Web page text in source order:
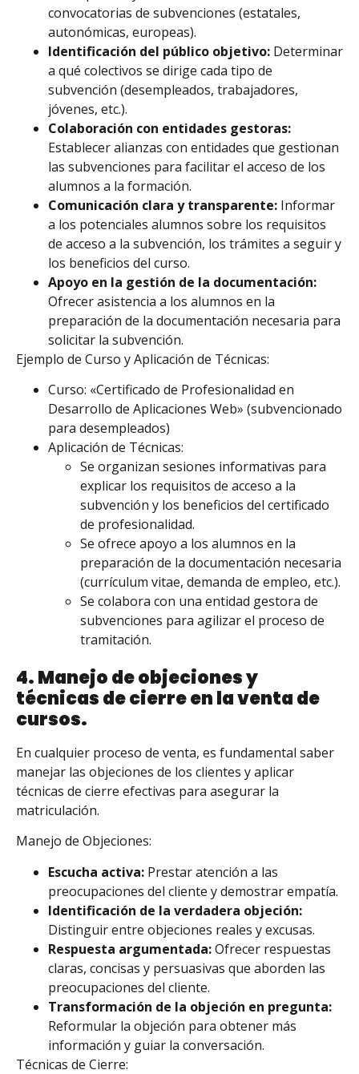
convocatorias de subvenciones (estatales,
autonómicas, europeas).
Identificación del público objetivo: Determinar
a qué colectivos se dirige cada tipo de
subvención (desempleados, trabajadores,
jóvenes, etc.).
Colaboración con entidades gestoras:
Establecer alianzas con entidades que gestionan
las subvenciones para facilitar el acceso de los
alumnos a la formación.
Comunicación clara y transparente: Informar
a los potenciales alumnos sobre los requisitos
de acceso a la subvención, los trámites a seguir y
los beneficios del curso.
Apoyo en la gestión de la documentación:
Ofrecer asistencia a los alumnos en la
preparación de la documentación necesaria para
solicitar la subvención.
Ejemplo de Curso y Aplicación de Técnicas:
Curso: «Certificado de Profesionalidad en
Desarrollo de Aplicaciones Web» (subvencionado
para desempleados)
Aplicación de Técnicas:
Se organizan sesiones informativas para
explicar los requisitos de acceso a la
subvención y los beneficios del certificado
de profesionalidad.
Se ofrece apoyo a los alumnos en la
preparación de la documentación necesaria
(currículum vitae, demanda de empleo, etc.).
Se colabora con una entidad gestora de
subvenciones para agilizar el proceso de
tramitación.
4. Manejo de objeciones y
técnicas de cierre en la venta de
cursos.
En cualquier proceso de venta, es fundamental saber
manejar las objeciones de los clientes y aplicar
técnicas de cierre efectivas para asegurar la
matriculación.
Manejo de Objeciones:
Escucha activa: Prestar atención a las
preocupaciones del cliente y demostrar empatía.
Identificación de la verdadera objeción:
Distinguir entre objeciones reales y excusas.
Respuesta argumentada:Ofrecer respuestas
claras, concisas y persuasivas que aborden las
preocupaciones del cliente.
Transformación de la objeción en pregunta:
Reformular la objeción para obtener más
información y guiar la conversación.
Técnicas de Cierre: